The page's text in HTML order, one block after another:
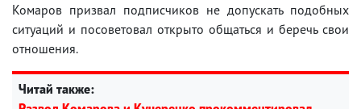
Комаров призвал подписчиков не допускать подобных
ситуаций и посоветовал открыто общаться и беречь свои
отношения.
Читай также: